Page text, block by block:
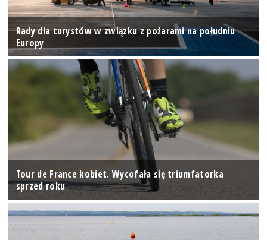
Rady dla turystów w związku z pożarami na południu
Europy
Tour de France kobiet. Wycofała się triumfatorka
sprzed roku